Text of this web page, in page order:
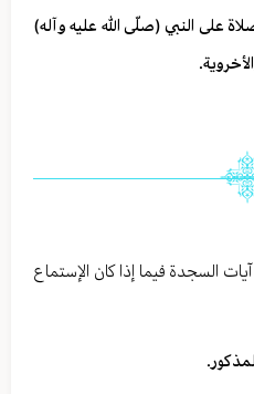
على النبي (صلّى الله عليه وآله)
السجدة فيما إذا كان الإستماع